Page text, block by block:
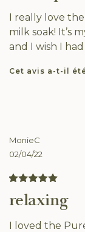
I really love
milk soak! It’s
and I wish I
Cet avis a-t-il
MonieC
02/04/22
relaxing
I loved the